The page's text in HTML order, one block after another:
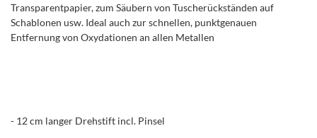
Transparentpapier, zum Säubern von Tuscherückständen auf
Schablonen usw. Ideal auch zur schnellen, punktgenauen
Entfernung von Oxydationen an allen Metallen
- 12 cm langer Drehstift incl. Pinsel